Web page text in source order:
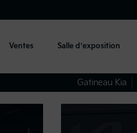
Ventes Salle d’exposition
Gatineau Kia